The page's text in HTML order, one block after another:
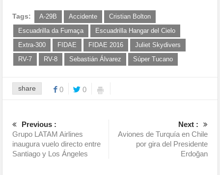
Tags: A-29B Accidente
Cristian Bolton
Escuadrilla da Fumaça
Escuadrilla Hangar del Cielo
Extra-300
FIDAE FIDAE 2016
Juliet Skydivers
RV-7
RV-8 Sebastián Álvarez Súper Tucano
share 0 0
Previous :
Grupo LATAM Airlines
inaugura vuelo directo entre
Santiago y Los Ángeles
Next :
Aviones de Turquía en Chile
por gira del Presidente
Erdoğan